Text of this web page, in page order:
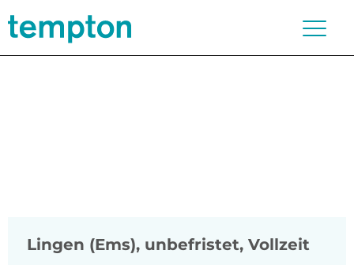
Lingen (Ems), unbefristet, Vollzeit